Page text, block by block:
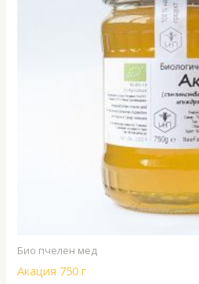
Био пчелен мед
Акация 750 г